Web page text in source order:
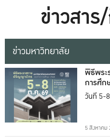
ข่าวสา
ข่าวมหาวิทยาลัย
พิธีพระ
การศึก
วันที่ 5-
5 สิงหาคม